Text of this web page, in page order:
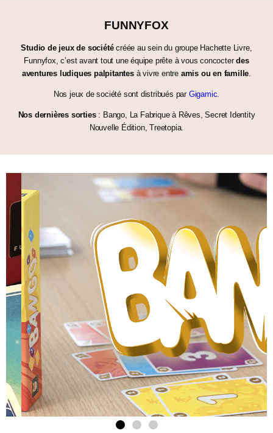
FUNNYFOX
Studio de jeux de sociétécréée au sein du groupe Hachette Livre,
Funnyfox, c’est avant tout une équipe prête à vous concocterdes
aventures ludiques palpitantesà vivre entre amis ou en famille.
Nos jeux de société sont distribués par Gigamic.
Nos dernières sorties: Bango, La Fabrique à Rêves, Secret Identity
Nouvelle Édition, Treetopia.